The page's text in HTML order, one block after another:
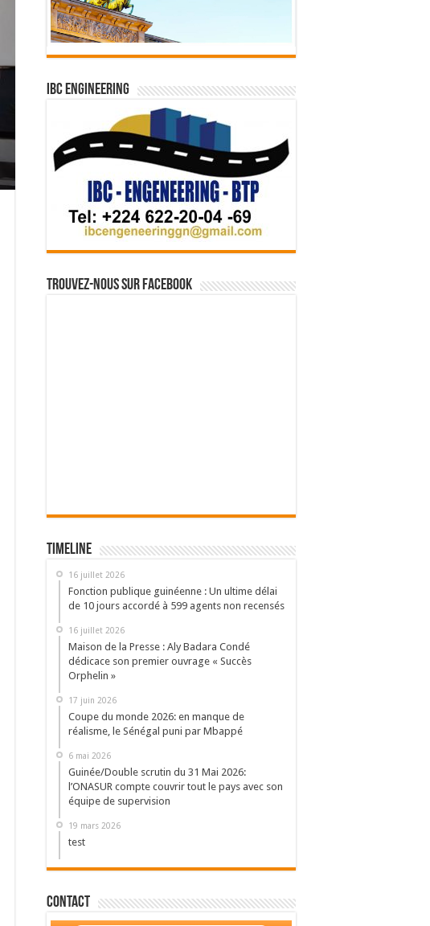
IBC Engineering
Trouvez-nous sur Facebook
Timeline
16 juillet 2026
Fonction publique guinéenne : Un ultime délai
de 10 jours accordé à 599 agents non recensés
16 juillet 2026
Maison de la Presse : Aly Badara Condé
dédicace son premier ouvrage « Succès
Orphelin »
17 juin 2026
Coupe du monde 2026: en manque de
réalisme, le Sénégal puni par Mbappé
6 mai 2026
Guinée/Double scrutin du 31 Mai 2026:
l’ONASUR compte couvrir tout le pays avec son
équipe de supervision
19 mars 2026
test
Contact